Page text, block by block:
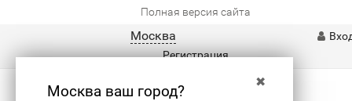
Полная версия сайта
Москва
✖
Москва ваш город?
Регистрация